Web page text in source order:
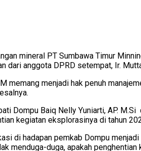
mineral PT Sumbawa Timur
dari anggota DPRD setempat, Ir.
menjadi hak penuh
Dompu Baiq Nelly Yuniarti, AP.
kegiatan eksplorasinya di tahun
di hadapan pemkab Dompu
menduga-duga, apakah